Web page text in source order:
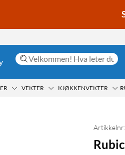
VEKTER KJØKKENVEKTER